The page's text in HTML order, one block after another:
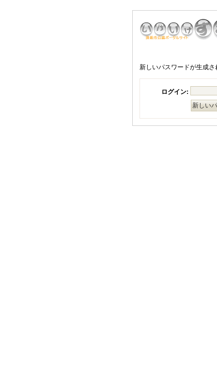
新しいパスワードが生成
ログイン: